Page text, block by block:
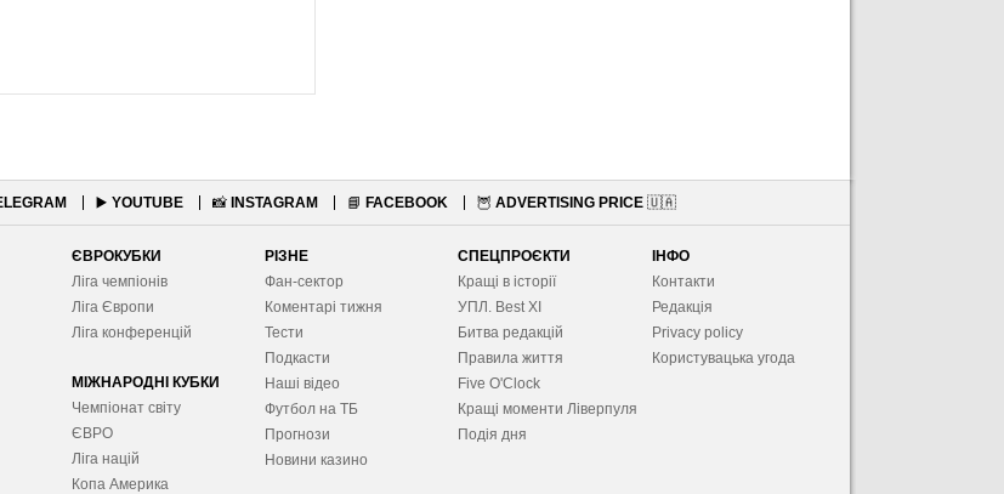
▶️ YOUTUBE 📸 INSTAGRAM 📘 FACEBOOK 🦉 ADVERTISING PRICE 🇺🇦
ЄВРОКУБКИ
Ліга чемпіонів
Ліга Європи
Ліга конференцій
МІЖНАРОДНІ КУБКИ
Чемпіонат світу
ЄВРО
Ліга націй
Копа Америка
РІЗНЕ
Фан-сектор
Коментарі тижня
Тести
Подкасти
Наші відео
Футбол на ТБ
Прогнози
Новини казино
СПЕЦПРОЄКТИ
Кращі в історії
УПЛ. Best XІ
Битва редакцій
Правила життя
Five O'Clock
Кращі моменти Ліверпуля
Подія дня
ІНФО
Контакти
Редакція
Privacy policy
Користувацька угода